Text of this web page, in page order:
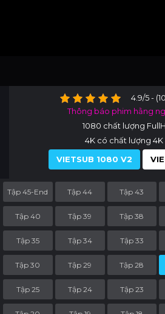
4.9/5 -
Thông báo phim hằng
1080 chất lượng
4K có chất lượng 4K
VIETSUB 1080 V2
Tập 45-End Tập 44 Tập 43
Tập 40 Tập 39 Tập 38
Tập 35 Tập 34 Tập 33
Tập 30 Tập 29 Tập 28
Tập 25 Tập 24 Tập 23